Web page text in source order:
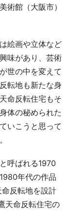
術館（大阪市）
絵画や立体など
味があり、芸術
世の中を変えて
転地も新たな身
命反転住宅もそ
体の秘められた
いこうと思って
呼ばれる1970
年代の作品
反転地を設計
天命反転住宅の